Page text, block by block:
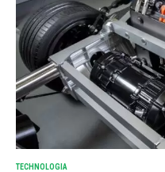
TECHNOLOGIA